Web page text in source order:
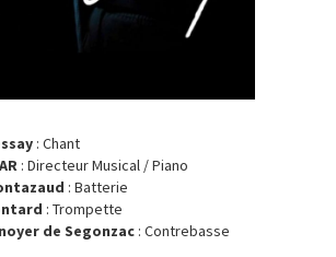
: Chant
: Directeur Musical / Piano
: Batterie
: Trompette
de Segonzac : Contrebasse